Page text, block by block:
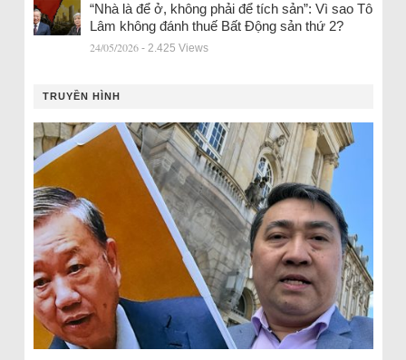
“Nhà là để ở, không phải để tích sản”: Vì sao Tô
Lâm không đánh thuế Bất Động sản thứ 2?
24/05/2026 - 2.425 Views
TRUYỀN HÌNH